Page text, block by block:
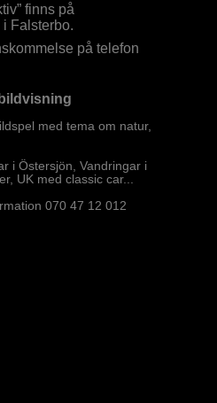
finns på
Falsterbo.
på telefon
med tema om natur,
i Östersjön, Vandringar i
UK med classic car...
070 47 12 012